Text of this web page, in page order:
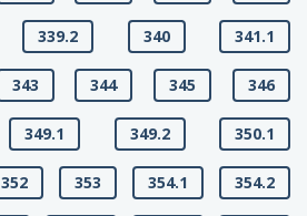
339.2 340 341.1
343 344 345 346
349.1 349.2 350.1
352 353 354.1 354.2